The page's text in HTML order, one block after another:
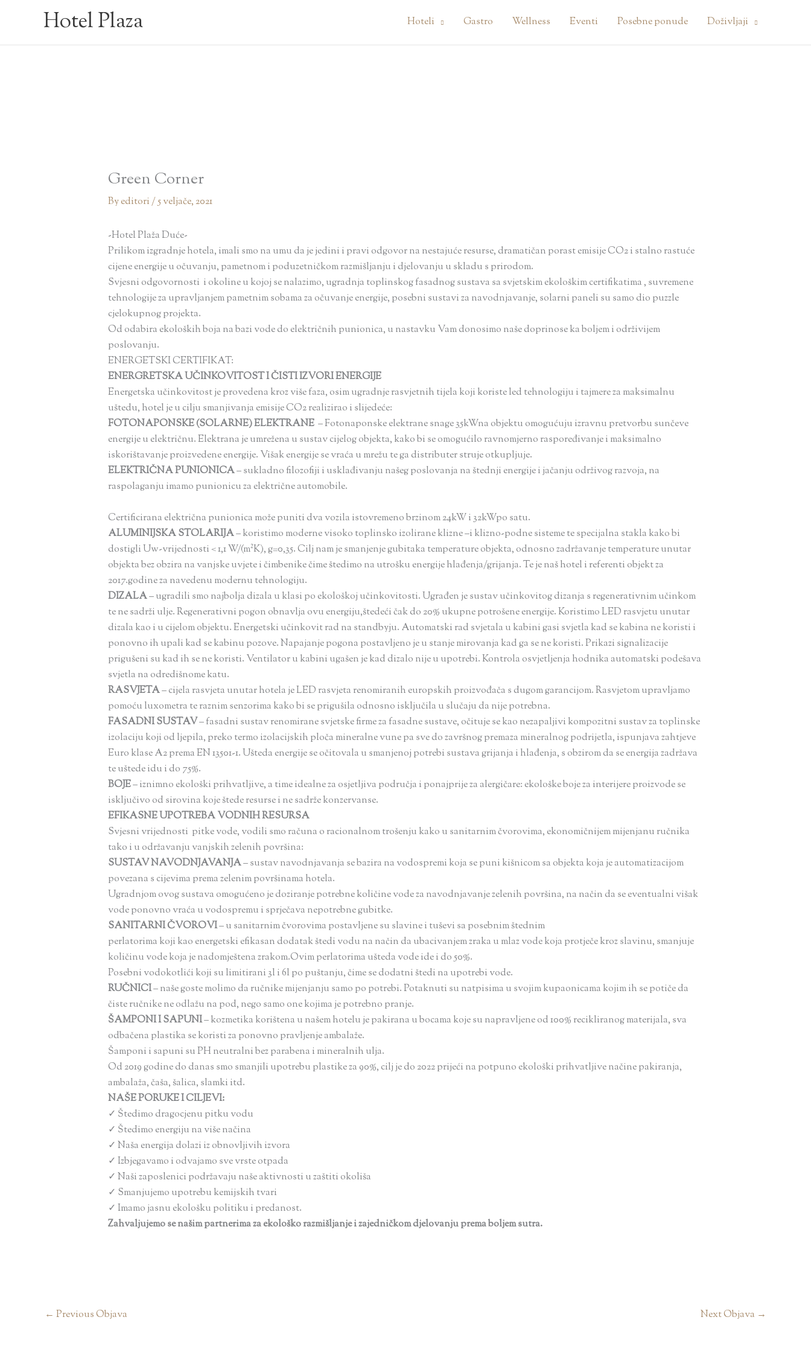
Hotel Plaza Hoteli Gastro Wellness Eventi Posebne ponude Doživljaji
Green Corner
Byeditori/5 veljače, 2021
-Hotel Plaža Duće-
Prilikom izgradnje hotela, imali smo na umu da je jedini i pravi odgovor na nestajuće resurse, dramatičan porast emisije CO2 i stalno rastuće
cijene energije u očuvanju, pametnom i poduzetničkom razmišljanju i djelovanju u skladu s prirodom.
Svjesni odgovornosti i okoline u kojoj se nalazimo, ugradnja toplinskog fasadnog sustava sa svjetskim ekološkim certifikatima , suvremene
tehnologije za upravljanjem pametnim sobama za očuvanje energije, posebni sustavi za navodnjavanje, solarni paneli su samo dio puzzle
cjelokupnog projekta.
Od odabira ekoloških boja na bazi vode do električnih punionica, u nastavku Vam donosimo naše doprinose ka boljem i održivijem
poslovanju.
ENERGETSKI CERTIFIKAT:
ENERGRETSKA UČINKOVITOST I ČISTI IZVORI ENERGIJE
Energetska učinkovitost je provedena kroz više faza, osim ugradnje rasvjetnih tijela koji koriste led tehnologiju i tajmere za maksimalnu
uštedu, hotel je u cilju smanjivanja emisije CO2 realizirao i slijedeće:
FOTONAPONSKE (SOLARNE) ELEKTRANE–Fotonaponske elektrane snage 35kWna objektu omogućuju izravnu pretvorbu sunčeve
energije u električnu. Elektrana je umrežena u sustav cijelog objekta, kako bi se omogućilo ravnomjerno raspoređivanje i maksimalno
iskorištavanje proizvedene energije. Višak energije se vraća u mrežu te ga distributer struje otkupljuje.
ELEKTRIČNAPUNIONICA–sukladno filozofiji i usklađivanju našeg poslovanja na štednji energije i jačanju održivog razvoja, na
raspolaganju imamo punionicu za električne automobile.
Certificirana električna punionica može puniti dva vozila istovremeno brzinom 24kW i 32kWpo satu.
ALUMINIJSKA STOLARIJA– koristimo moderne visoko toplinsko izolirane klizne –i klizno-podne sisteme te specijalna stakla kako bi
dostigli Uw-vrijednosti < 1,1 W/(m²K), g=0,35. Cilj nam je smanjenje gubitaka temperature objekta, odnosno zadržavanje temperature unutar
objekta bez obzira na vanjske uvjete i čimbenike čime štedimo na utrošku energije hlađenja/grijanja. Te je naš hotel i referenti objekt za
2017.godine za navedenu modernu tehnologiju.
DIZALA– ugradili smo najbolja dizala u klasi po ekološkoj učinkovitosti. Ugrađen je sustav učinkovitog dizanja s regenerativnim učinkom
te ne sadrži ulje. Regenerativni pogon obnavlja ovu energiju,štedeći čak do 20% ukupne potrošene energije. Koristimo LED rasvjetu unutar
dizala kao i u cijelom objektu. Energetski učinkovit rad na standbyju. Automatski rad svjetala u kabini gasi svjetla kad se kabina ne koristi i
ponovno ih upali kad se kabinu pozove. Napajanje pogona postavljeno je u stanje mirovanja kad ga se ne koristi. Prikazi signalizacije
prigušeni su kad ih se ne koristi. Ventilator u kabini ugašen je kad dizalo nije u upotrebi. Kontrola osvjetljenja hodnika automatski podešava
svjetla na odredišnome katu.
RASVJETA– cijela rasvjeta unutar hotela je LED rasvjeta renomiranih europskih proizvođača s dugom garancijom. Rasvjetom upravljamo
pomoću luxometra te raznim senzorima kako bi se prigušila odnosno isključila u slučaju da nije potrebna.
FASADNI SUSTAV–fasadni sustav renomirane svjetske firme za fasadne sustave, očituje se kao nezapaljivi kompozitni sustav za toplinske
izolaciju koji od ljepila, preko termo izolacijskih ploča mineralne vune pa sve do završnog premaza mineralnog podrijetla, ispunjava zahtjeve
Euro klase A2 prema EN 13501-1. Ušteda energije se očitovala u smanjenoj potrebi sustava grijanja i hlađenja, s obzirom da se energija zadržava
te uštede idu i do 75%.
BOJE–iznimno ekološki prihvatljive, a time idealne za osjetljiva područja i ponajprije za alergičare: ekološke boje za interijere proizvode se
isključivo od sirovina koje štede resurse i ne sadrže konzervanse.
EFIKASNE UPOTREBA VODNIH RESURSA
Svjesni vrijednosti pitke vode, vodili smo računa o racionalnom trošenju kako u sanitarnim čvorovima, ekonomičnijem mijenjanu ručnika
tako i u održavanju vanjskih zelenih površina:
SUSTAV NAVODNJAVANJA–sustav navodnjavanja se bazira na vodospremi koja se puni kišnicom sa objekta koja je automatizacijom
povezana s cijevima prema zelenim površinama hotela.
Ugradnjom ovog sustava omogućeno je doziranje potrebne količine vode za navodnjavanje zelenih površina, na način da se eventualni višak
vode ponovno vraća u vodospremu i sprječava nepotrebne gubitke.
SANITARNI ČVOROVI–u sanitarnim čvorovima postavljene su slavine i tuševi sa posebnim štednim
perlatorima koji kao energetski efikasan dodatak štedi vodu na način da ubacivanjem zraka u mlaz vode koja protječe kroz slavinu, smanjuje
količinu vode koja je nadomještena zrakom.Ovim perlatorima ušteda vode ide i do 50%.
Posebni vodokotlići koji su limitirani3l i 6lpo puštanju, čime se dodatni štedi na upotrebi vode.
RUČNICI– naše goste molimo da ručnike mijenjanju samo po potrebi. Potaknuti su natpisima u svojim kupaonicama kojim ih se potiče da
čiste ručnike ne odlažu na pod, nego samo one kojimajepotrebno pranje.
ŠAMPONI I SAPUNI–kozmetika korištena u našem hotelu je pakirana u bocama koje su napravljene od 100% recikliranog materijala, sva
odbačena plastika se koristi za ponovno pravljenje ambalaže.
Šamponi i sapuni su PH neutralni bez parabena i mineralnih ulja.
Od 2019 godinedo danas smo smanjili upotrebu plastike za 90%, cilj je do 2022 prijeći na potpuno ekološki prihvatljive načine pakiranja,
ambalaža, čaša, šalica, slamki itd.
NAŠE PORUKEI CILJEVI:
✓ Štedimo dragocjenu pitku vodu
✓ Štedimo energiju na više načina
✓ Naša energija dolazi iz obnovljivih izvora
✓ Izbjegavamo i odvajamo sve vrsteotpada
✓ Naši zaposlenici podržavaju naše aktivnosti u zaštiti okoliša
✓ Smanjujemo upotrebu kemijskih tvari
✓ Imamo jasnu ekološku politiku i predanost.
Zahvaljujemo se našim partnerima za ekološko razmišljanje i zajedničkom djelovanju prema boljem sutra.
← Previous Objava Next Objava →